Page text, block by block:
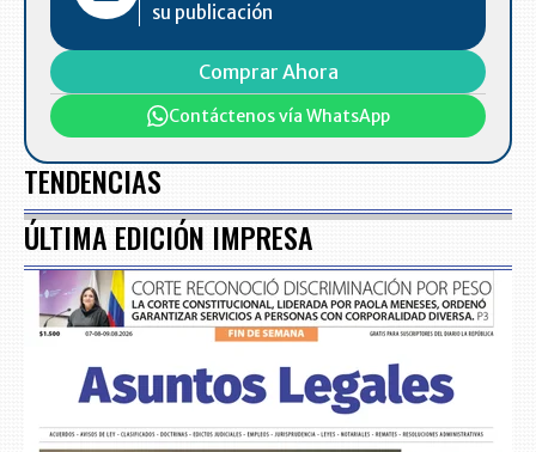
su publicación
Comprar Ahora
Contáctenos vía WhatsApp
TENDENCIAS
ÚLTIMA EDICIÓN IMPRESA